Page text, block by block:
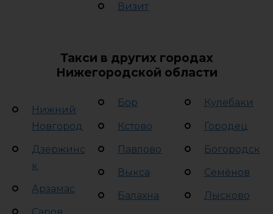
Визит
Такси в других городах
Нижегородской области
Нижний
Новгород
Дзержинс
к
Арзамас
Бор
Кстово
Павлово
Выкса
Балахна
Кулебаки
Городец
Богородск
Семёнов
Лысково